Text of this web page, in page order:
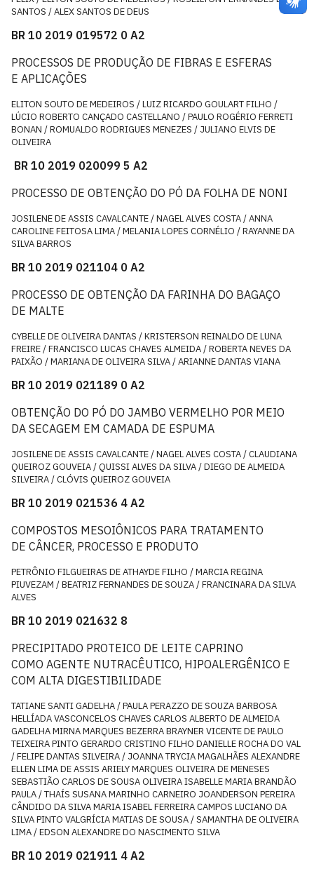
SANTOS / ALEX SANTOS DE DEUS
BR 10 2019 019572 0 A2
PROCESSOS DE PRODUÇÃO DE FIBRAS E ESFERAS
E APLICAÇÕES
ELITON SOUTO DE MEDEIROS / LUIZ RICARDO GOULART FILHO /
LÚCIO ROBERTO CANÇADO CASTELLANO / PAULO ROGÉRIO FERRETI
BONAN / ROMUALDO RODRIGUES MENEZES / JULIANO ELVIS DE
OLIVEIRA
BR 10 2019 020099 5 A2
PROCESSO DE OBTENÇÃO DO PÓ DA FOLHA DE NONI
JOSILENE DE ASSIS CAVALCANTE / NAGEL ALVES COSTA / ANNA
CAROLINE FEITOSA LIMA / MELANIA LOPES CORNÉLIO / RAYANNE DA
SILVA BARROS
BR 10 2019 021104 0 A2
PROCESSO DE OBTENÇÃO DA FARINHA DO BAGAÇO
DE MALTE
CYBELLE DE OLIVEIRA DANTAS / KRISTERSON REINALDO DE LUNA
FREIRE / FRANCISCO LUCAS CHAVES ALMEIDA / ROBERTA NEVES DA
PAIXÃO / MARIANA DE OLIVEIRA SILVA / ARIANNE DANTAS VIANA
BR 10 2019 021189 0 A2
OBTENÇÃO DO PÓ DO JAMBO VERMELHO POR MEIO
DA SECAGEM EM CAMADA DE ESPUMA
JOSILENE DE ASSIS CAVALCANTE / NAGEL ALVES COSTA / CLAUDIANA
QUEIROZ GOUVEIA / QUISSI ALVES DA SILVA / DIEGO DE ALMEIDA
SILVEIRA / CLÓVIS QUEIROZ GOUVEIA
BR 10 2019 021536 4 A2
COMPOSTOS MESOIÔNICOS PARA TRATAMENTO
DE CÂNCER, PROCESSO E PRODUTO
PETRÔNIO FILGUEIRAS DE ATHAYDE FILHO / MARCIA REGINA
PIUVEZAM / BEATRIZ FERNANDES DE SOUZA / FRANCINARA DA SILVA
ALVES
BR 10 2019 021632 8
PRECIPITADO PROTEICO DE LEITE CAPRINO
COMO AGENTE NUTRACÊUTICO, HIPOALERGÊNICO E
COM ALTA DIGESTIBILIDADE
TATIANE SANTI GADELHA / PAULA PERAZZO DE SOUZA BARBOSA
HELLÍADA VASCONCELOS CHAVES CARLOS ALBERTO DE ALMEIDA
GADELHA MIRNA MARQUES BEZERRA BRAYNER VICENTE DE PAULO
TEIXEIRA PINTO GERARDO CRISTINO FILHO DANIELLE ROCHA DO VAL
/ FELIPE DANTAS SILVEIRA / JOANNA TRYCIA MAGALHÃES ALEXANDRE
ELLEN LIMA DE ASSIS ARIELY MARQUES OLIVEIRA DE MENESES
SEBASTIÃO CARLOS DE SOUSA OLIVEIRA ISABELLE MARIA BRANDÃO
PAULA / THAÍS SUSANA MARINHO CARNEIRO JOANDERSON PEREIRA
CÂNDIDO DA SILVA MARIA ISABEL FERREIRA CAMPOS LUCIANO DA
SILVA PINTO VALGRÍCIA MATIAS DE SOUSA / SAMANTHA DE OLIVEIRA
LIMA / EDSON ALEXANDRE DO NASCIMENTO SILVA
BR 10 2019 021911 4 A2